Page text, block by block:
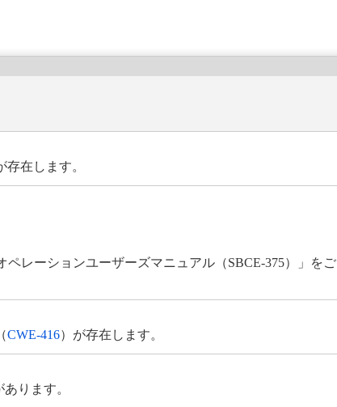
在します。
レーションユーザーズマニュアル（SBCE-375）」をご
CWE-416）が存在します。
ります。